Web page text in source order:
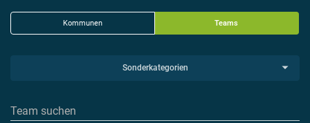
Kommunen Teams
Sonderkategorien